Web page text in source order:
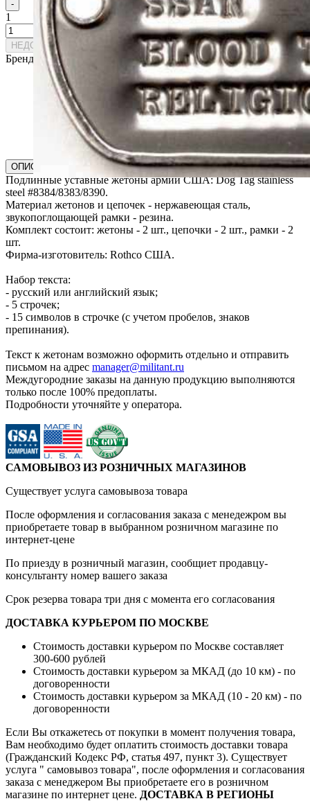
-
1
+
НЕДОСТУПЕН К ЗАКАЗУ
Бренд: Rothco
ОПИСАНИЕ ХАРАКТЕРИСТИКИ ДОСТАВКА ОТЗЫВЫ
Подлинные уставные жетоны армии США: Dog Tag stainless
steel #8384/8383/8390.
Материал жетонов и цепочек - нержавеющая сталь,
звукопоглощающей рамки - резина.
Комплект состоит: жетоны - 2 шт., цепочки - 2 шт., рамки - 2
шт.
Фирма-изготовитель: Rothco США.
Набор текста:
- русский или английский язык;
- 5 строчек;
- 15 символов в строчке (с учетом пробелов, знаков
препинания).
Текст к жетонам возможно оформить отдельно и отправить
письмом на адрес manager@militant.ru
Междугородние заказы на данную продукцию выполняются
только после 100% предоплаты.
Подробности уточняйте у оператора.
САМОВЫВОЗ ИЗ РОЗНИЧНЫХ МАГАЗИНОВ
Существует услуга самовывоза товара
После оформления и согласования заказа с менедежром вы
приобретаете товар в выбранном розничном магазине по
интернет-цене
По приезду в розничный магазин, сообщиет продавцу-
консультанту номер вашего заказа
Срок резерва товара три дня с момента его согласования
ДОСТАВКА КУРЬЕРОМ ПО МОСКВЕ
Стоимость доставки курьером по Москве составляет
300-600 рублей
Стоимость доставки курьером за МКАД (до 10 км) - по
договоренности
Стоимость доставки курьером за МКАД (10 - 20 км) - по
договоренности
Если Вы откажетесь от покупки в момент получения товара,
Вам необходимо будет оплатить стоимость доставки товара
(Гражданский Кодекс РФ, статья 497, пункт 3). Существует
услуга " самовывоз товара", после оформления и согласования
заказа с менеджером Вы приобретаете его в розничном
магазине по интернет цене. ДОСТАВКА В РЕГИОНЫ